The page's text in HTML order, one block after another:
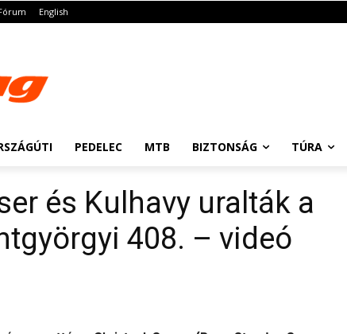
English
PEDELEC MTB BIZTONSÁG TÚRA
és Kulhavy uralták a
408. – videó